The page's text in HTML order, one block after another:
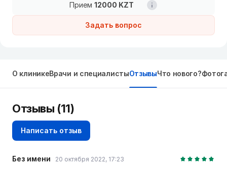
Прием 12000 KZT
Задать вопрос
О клиникеВрачи и специалистыОтзывыЧто нового?
Отзывы (11)
Написать отзыв
Без имени 20 октября 2022, 17:23